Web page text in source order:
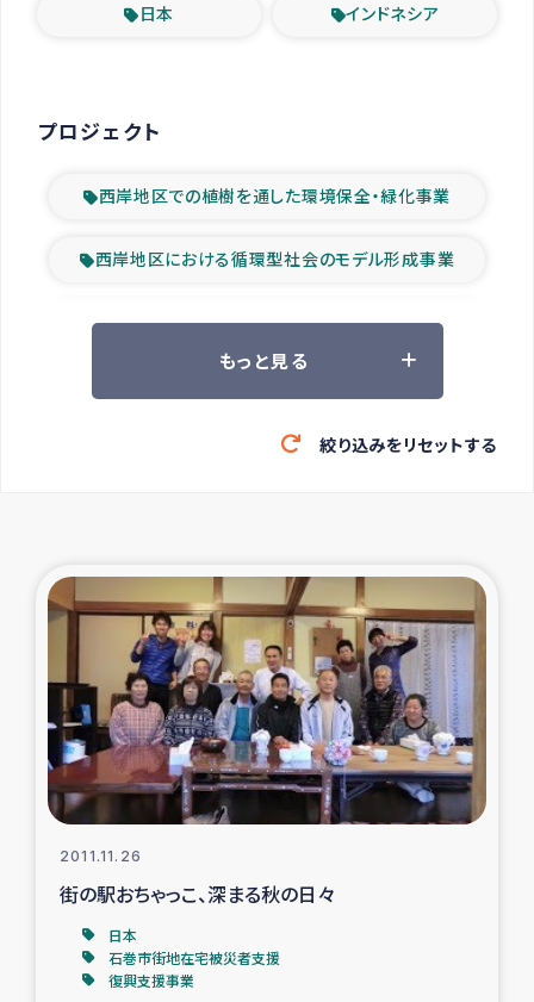
日本 インドネシア
プロジェクト
西岸地区での植樹を通した環境保全・緑化事業
西岸地区における循環型社会のモデル形成事業
ツアー参加者の声
緊急救援の時代
東ティモール豪雨緊急支援
大雨による洪水被災者支援
カカオ生産者支援事業
シリア国内避難民・帰還民の生活再建支援
トルコにおけるシリア難民支援事業
インドネシア中部 スラウェシの地震・津波被災者支援
スリランカ ムライティブ県帰還民の生活再建支援
もっと見る
絞り込みをリセットする
2011.11.26
街の駅おちゃっこ、深まる秋の日々
日本
石巻市街地在宅被災者支援
復興支援事業